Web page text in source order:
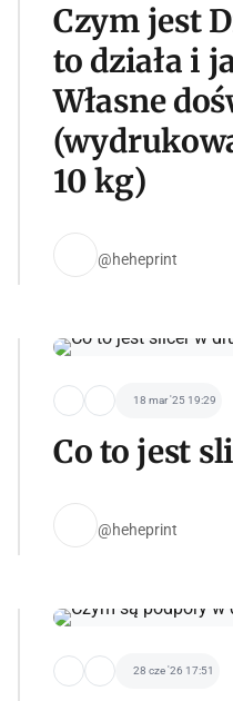
Czym jest
to działa i
Własne
10 kg)
@heheprint
18 mar '25 19:29
Co to jest
@heheprint
28 cze '26 17:51